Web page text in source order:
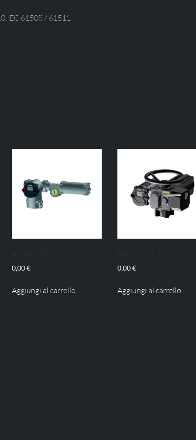
61508 / 61511
rCM FSQT
0,00€
Aggiungi al carrello
AB CSC V1.2
0,00€
Aggiungi al carrello